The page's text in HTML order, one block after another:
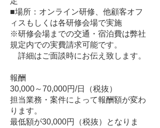
■場所：オンライン研修、他顧客オフ
ィスもしくは各研修会場で実施
※研修会場までの交通・宿泊費は弊社
規定内での実費請求可能です。
詳細はご面談時にお伝え致します。
報酬
30,000～70,000円/日（税抜）
担当業務・案件によって報酬額が変わ
ります。
最低額が30,000円（税抜）となりま